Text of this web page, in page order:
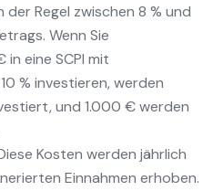
der Regel zwischen 8 % und
Wenn Sie
eine SCPI mit
% investieren, werden
und 1.000 € werden
Kosten werden jährlich
Einnahmen erhoben.